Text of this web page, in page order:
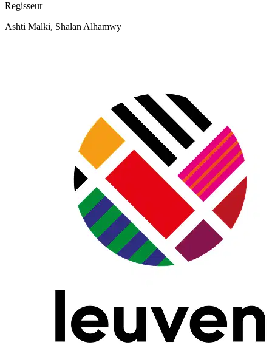
Regisseur
Ashti Malki, Shalan Alhamwy